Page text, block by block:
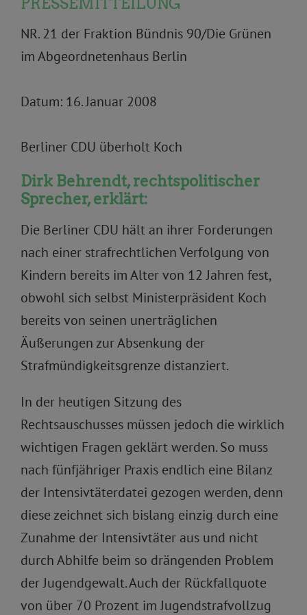
NR. 21 der Fraktion Bündnis 90/Die Grünen
im Abgeordnetenhaus Berlin
Datum: 16. Januar 2008
Berliner CDU überholt Koch
Dirk Behrendt, rechtspolitischer
Sprecher, erklärt:
Die Berliner CDU hält an ihrer Forderungen
nach einer strafrechtlichen Verfolgung von
Kindern bereits im Alter von 12 Jahren fest,
obwohl sich selbst Ministerpräsident Koch
bereits von seinen unerträglichen
Äußerungen zur Absenkung der
Strafmündigkeitsgrenze distanziert.
In der heutigen Sitzung des
Rechtsauschusses müssen jedoch die wirklich
wichtigen Fragen geklärt werden. So muss
nach fünfjähriger Praxis endlich eine Bilanz
der Intensivtäterdatei gezogen werden, denn
diese zeichnet sich bislang einzig durch eine
Zunahme der Intensivtäter aus und nicht
durch Abhilfe beim so drängenden Problem
der Jugendgewalt. Auch der Rückfallquote
von über 70 Prozent im Jugendstrafvollzug